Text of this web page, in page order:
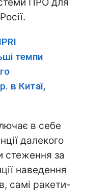
темпи
в Китаї,
в себе
далекого
стеження за
наведення
самі ракети-